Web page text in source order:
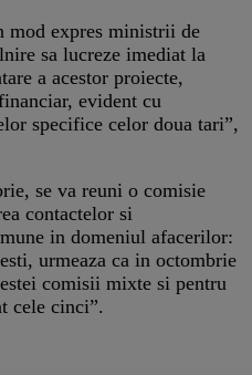
mod expres ministrii de
sa lucreze imediat la
a acestor proiecte,
evident cu
specifice celor doua tari”,
se va reuni o comisie
contactelor si
in domeniul afacerilor:
urmeaza ca in octombrie
comisii mixte si pentru
cele cinci”.